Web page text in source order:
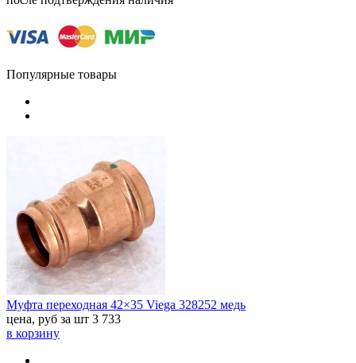
Популярные товары
Муфта переходная 42×35 Viega 328252 медь
цена, руб за шт 3 733
в корзину